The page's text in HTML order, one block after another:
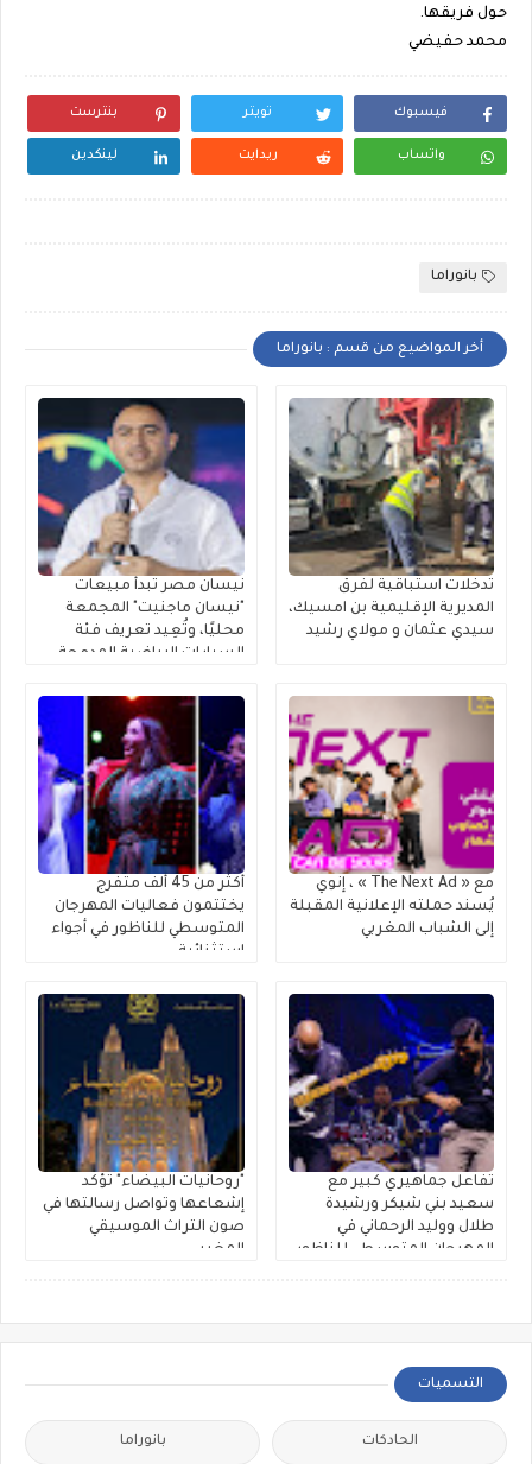
حول فريقها.
محمد حفيضي
فيسبوك تويتر بنترست
واتساب ريدايت لينكدين
بانوراما
أخر المواضيع من قسم : بانوراما
تدخلات استباقية لفرق
المديرية الإقليمية بن امسيك،
سيدي عثمان و مولاي رشيد
نيسان مصر تبدأ مبيعات
"نيسان ماجنيت" المجمعة
محليًا، وتُعِيد تعريف فئة
السيارات الرياضية المدمجة
مع « The Next Ad » ، إنوي
يُسند حملته الإعلانية المقبلة
إلى الشباب المغربي
أكثر من 45 ألف متفرج
يختتمون فعاليات المهرجان
المتوسطي للناظور في أجواء
استثنائية
تفاعل جماهيري كبير مع
سعيد بني شيكر ورشيدة
طلال ووليد الرحماني في
المهرجان المتوسطي للناظور
"روحانيات البيضاء" تؤكد
إشعاعها وتواصل رسالتها في
صون التراث الموسيقي
المغربي
التسميات
الحادكات بانوراما